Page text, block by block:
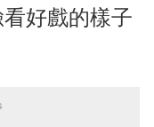
好戲的樣子